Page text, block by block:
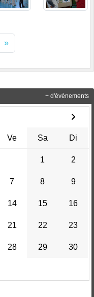
»
Ve Sa Di
1 2
7 8 9
14 15 16
21 22 23
28 29 30
+ d'évènements